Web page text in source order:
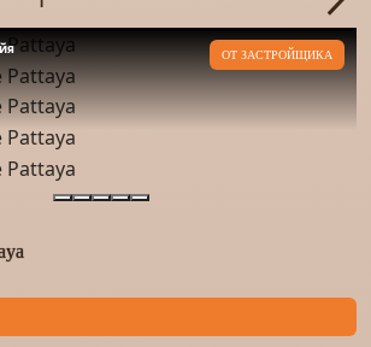
ОТ ЗАСТРОЙЩИКА